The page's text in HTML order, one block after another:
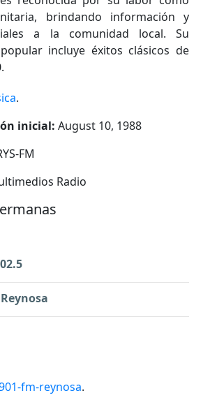
brindando información y
a la comunidad local. Su
incluye éxitos clásicos de
.
inicial: August 10, 1988
FM
Radio
fm-reynosa.